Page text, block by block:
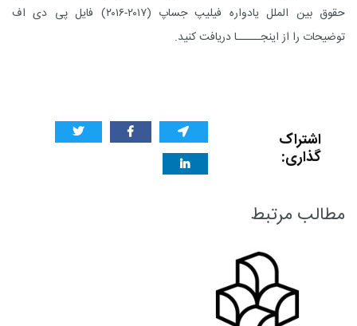
حقوق بین الملل یادواره فیلیپ جساپ (۲۰۱۷-۲۰۱۶) فایل پی دی اف
توضیحات را ازاینجـــــادریافت کنید.
اشتراک
گذاری:
مطالب مرتبط